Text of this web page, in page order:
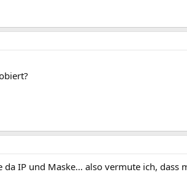
IP und Maske... also vermute ich, dass